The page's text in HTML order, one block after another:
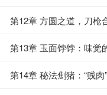
第12章 方圆之道，刀枪
第13章 玉面饽饽：味觉
第14章 秘法劁猪：“贱肉